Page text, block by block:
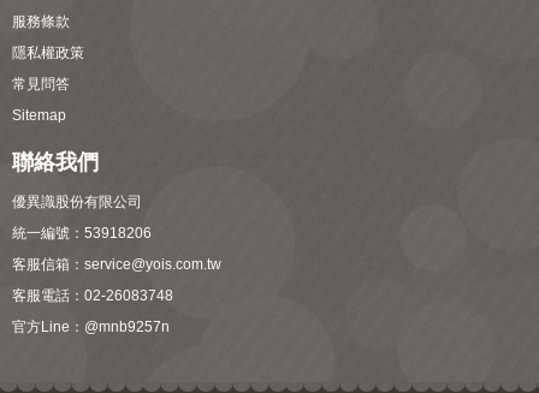
服務條款
隱私權政策
常見問答
Sitemap
聯絡我們
優異識股份有限公司
統一編號：53918206
客服信箱： service@yois.com.tw
客服電話：02-26083748
官方Line： @mnb9257n